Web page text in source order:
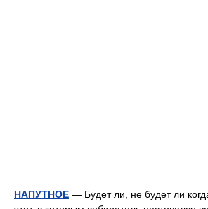
НАПУТНОЕ — Будет ли, не будет ли